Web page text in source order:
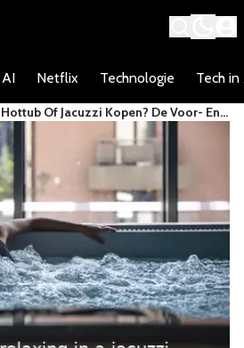
AI Netflix Technologie Tech in
Hottub Of Jacuzzi Kopen? De Voor- En
Nadelen Op Een Rij